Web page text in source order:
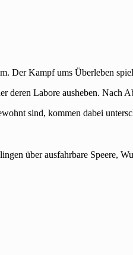
Der Kampf ums Überleben
Labore ausheben. Nach
sind, kommen dabei
über ausfahrbare Speere,